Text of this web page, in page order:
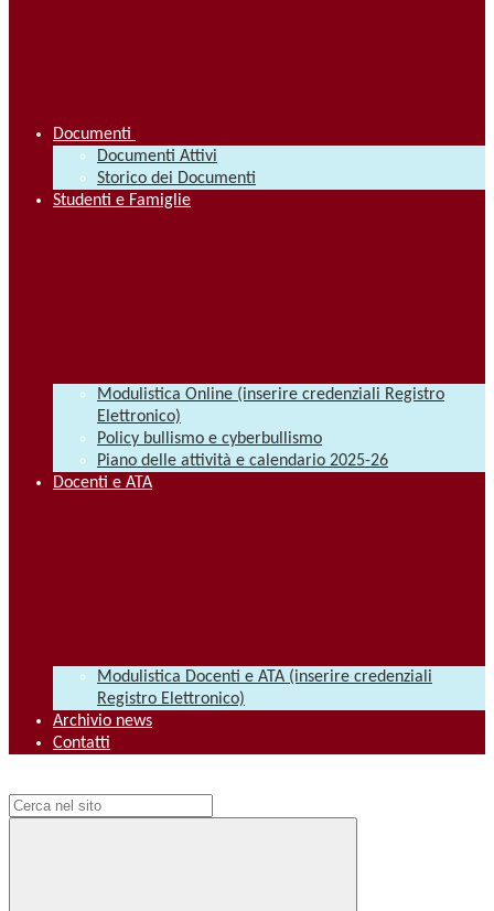
Documenti
Documenti Attivi
Storico dei Documenti
Studenti e Famiglie
Modulistica Online (inserire credenziali Registro
Elettronico)
Policy bullismo e cyberbullismo
Piano delle attività e calendario 2025-26
Docenti e ATA
Modulistica Docenti e ATA (inserire credenziali
Registro Elettronico)
Archivio news
Contatti